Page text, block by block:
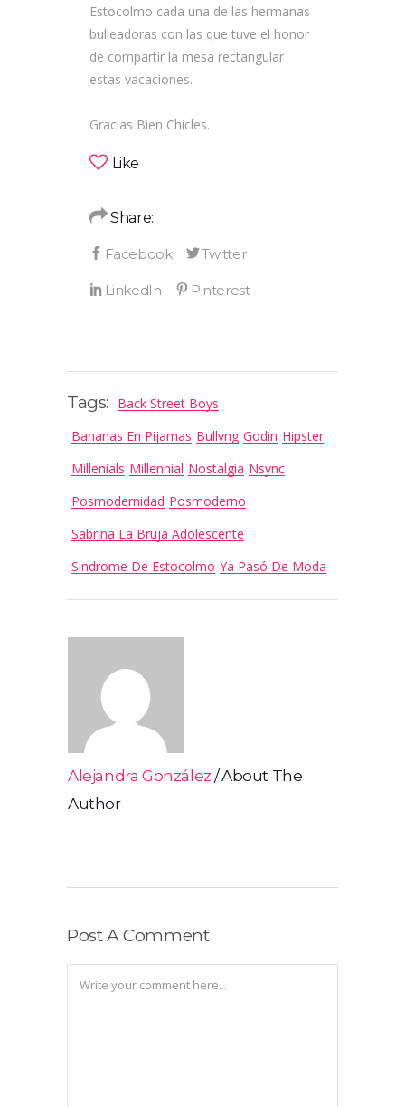
Estocolmo cada una de las hermanas
bulleadoras con las que tuve el honor
de compartir la mesa rectangular
estas vacaciones.
Gracias Bien Chicles.
Like
Share:
Tags: Back Street Boys
Bananas En Pijamas Bullyng Godin Hipster
Millenials Millennial Nostalgia Nsync
Posmodernidad Posmoderno
Sabrina La Bruja Adolescente
Sindrome De Estocolmo Ya Pasó De Moda
Alejandra González About The
Author
Post A Comment